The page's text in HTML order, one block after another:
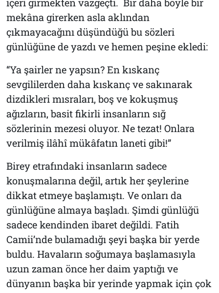
mekâna girerken asla aklından
çıkmayacağını düşündüğü bu sözleri
günlüğüne de yazdı ve hemen peşine ekledi:
“Ya şairler ne yapsın? En kıskanç
sevgililerden daha kıskanç ve sakınarak
dizdikleri mısraları, boş ve kokuşmuş
ağızların, basit fikirli insanların sığ
sözlerinin mezesi oluyor. Ne tezat! Onlara
verilmiş ilâhî mükâfatın laneti gibi!”
Birey etrafındaki insanların sadece
konuşmalarına değil, artık her şeylerine
dikkat etmeye başlamıştı. Ve onları da
günlüğüne almaya başladı. Şimdi günlüğü
sadece kendinden ibaret değildi. Fatih
Camii’nde bulamadığı şeyi başka bir yerde
buldu. Havaların soğumaya başlamasıyla
uzun zaman önce her daim yaptığı ve
dünyanın başka bir yerinde yapmak için çok